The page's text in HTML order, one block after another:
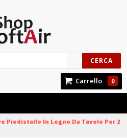
CERCA
Carrello 0
Piedistallo In Legno Da Tavolo Per 2